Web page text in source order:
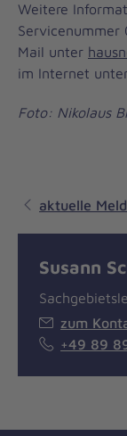
Weitere
Mail unter
im Internet
Foto: Nikolaus
aktuelle
Susann
zum
+49 89